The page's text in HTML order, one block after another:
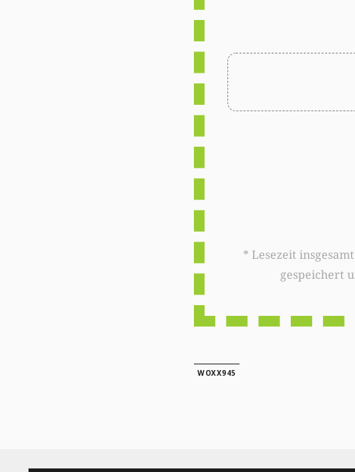
* Lesezeit insgesamt auf woxx.lu: 0 Minute. Diese
gespeichert
WOXX945